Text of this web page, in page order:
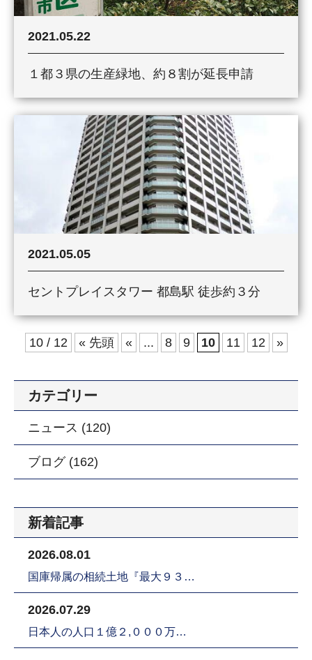
2021.05.22
１都３県の生産緑地、約８割が延長申請
2021.05.05
セントプレイスタワー 都島駅 徒歩約３分
10 / 12 « 先頭 « ... 8 9 10 11 12 »
カテゴリー
ニュース (120)
ブログ (162)
新着記事
2026.08.01
国庫帰属の相続土地『最大９３…
2026.07.29
日本人の人口１億２,０００万…